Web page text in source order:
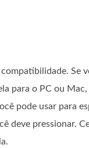
Se
para o PC ou Mac,
pode usar para
deve pressionar.